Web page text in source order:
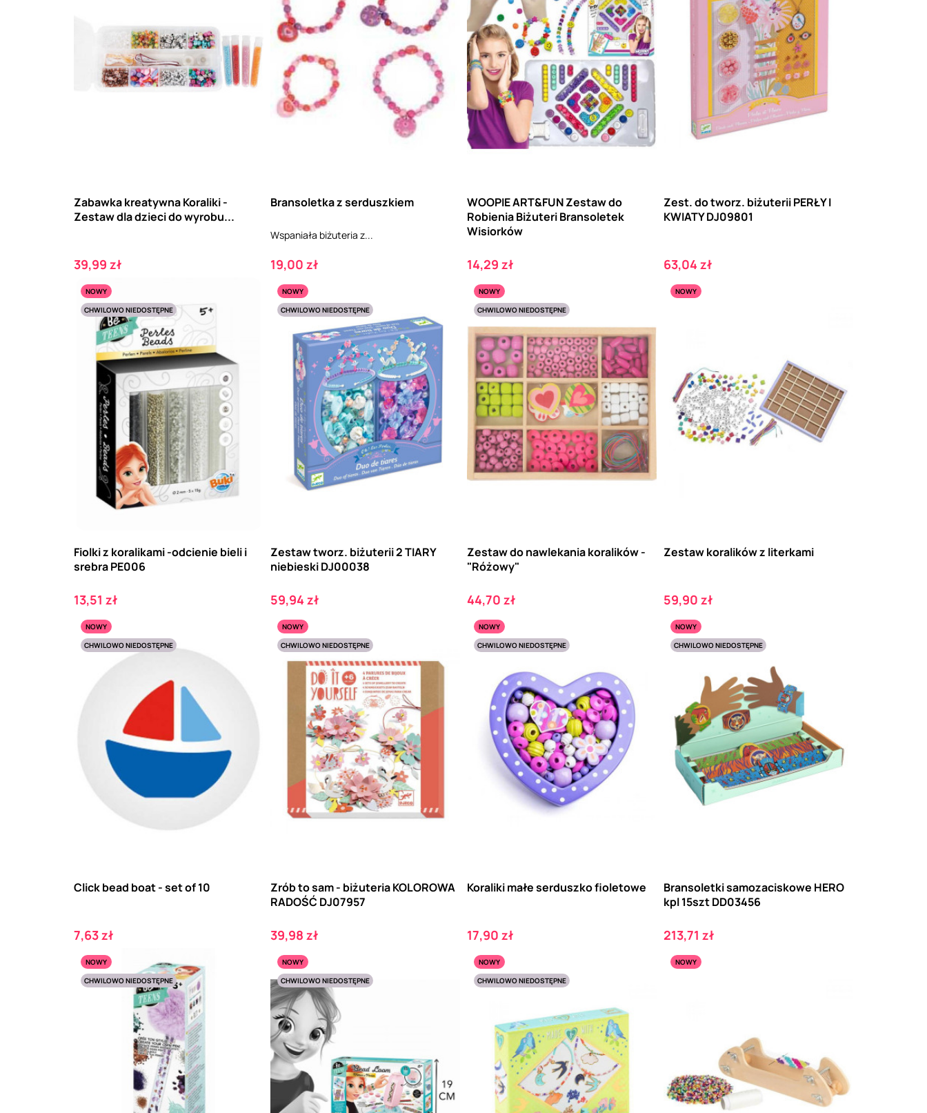
Zabawka kreatywna Koraliki -
Zestaw dla dzieci do wyrobu...
Cena
39,99 zł
Bransoletka z serduszkiem
Wspaniała biżuteria z...
Cena
19,00 zł
WOOPIE ART&FUN Zestaw do
Robienia Biżuteri Bransoletek
Wisiorków
Cena
14,29 zł
Zest. do tworz. biżuterii PERŁY I
KWIATY DJ09801
Cena
63,04 zł
NOWY
CHWILOWO NIEDOSTĘPNE
Fiolki z koralikami -odcienie bieli i
srebra PE006
Cena
13,51 zł
NOWY
CHWILOWO NIEDOSTĘPNE
Zestaw tworz. biżuterii 2 TIARY
niebieski DJ00038
Cena
59,94 zł
NOWY
CHWILOWO NIEDOSTĘPNE
Zestaw do nawlekania koralików -
"Różowy"
Cena
44,70 zł
NOWY
Zestaw koralików z literkami
Cena
59,90 zł
NOWY
CHWILOWO NIEDOSTĘPNE
Click bead boat - set of 10
Cena
7,63 zł
NOWY
CHWILOWO NIEDOSTĘPNE
Zrób to sam - biżuteria KOLOROWA
RADOŚĆ DJ07957
Cena
39,98 zł
NOWY
CHWILOWO NIEDOSTĘPNE
Koraliki małe serduszko fioletowe
Cena
17,90 zł
NOWY
CHWILOWO NIEDOSTĘPNE
Bransoletki samozaciskowe HERO
kpl 15szt DD03456
Cena
213,71 zł
NOWY
CHWILOWO NIEDOSTĘPNE
NOWY
CHWILOWO NIEDOSTĘPNE
NOWY
CHWILOWO NIEDOSTĘPNE
NOWY